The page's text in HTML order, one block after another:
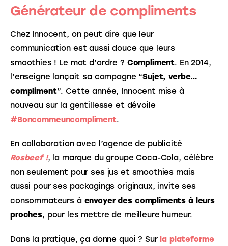
Générateur de compliments
Chez Innocent, on peut dire que leur
communication est aussi douce que leurs
smoothies ! Le mot d’ordre ? Compliment. En 2014,
l’enseigne lançait sa campagne “Sujet, verbe…
compliment”. Cette année, Innocent mise à
nouveau sur la gentillesse et dévoile
#Boncommeuncompliment.
En collaboration avec l’agence de publicité
Rosbeef !, la marque du groupe Coca-Cola, célèbre
non seulement pour ses jus et smoothies mais
aussi pour ses packagings originaux, invite ses
consommateurs à envoyer des compliments à leurs
proches, pour les mettre de meilleure humeur.
Dans la pratique, ça donne quoi ? Sur la plateforme